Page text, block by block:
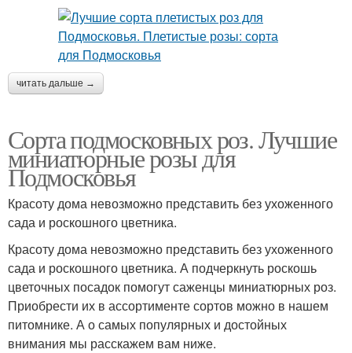
читать дальше →
Сорта подмосковных роз. Лучшие
миниатюрные розы для
Подмосковья
Красоту дома невозможно представить без ухоженного
сада и роскошного цветника.
Красоту дома невозможно представить без ухоженного
сада и роскошного цветника. А подчеркнуть роскошь
цветочных посадок помогут саженцы миниатюрных роз.
Приобрести их в ассортименте сортов можно в нашем
питомнике. А о самых популярных и достойных
внимания мы расскажем вам ниже.